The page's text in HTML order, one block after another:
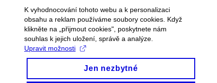
K vyhodnocování tohoto webu a k personalizaci
obsahu a reklam používáme soubory cookies. Když
klikněte na „přijmout cookies", poskytnete nám
souhlas k jejich uložení, správě a analýze.
Upravit možnosti
Jen nezbytné